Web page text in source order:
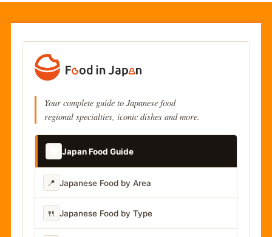
Your complete guide to Japanese food
regional specialties, iconic dishes and more.
Japan Food Guide
📍 Japanese Food by Area
🍴 Japanese Food by Type